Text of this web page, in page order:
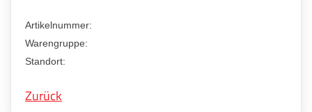
Artikelnummer:
Warengruppe:
Standort:
Zurück